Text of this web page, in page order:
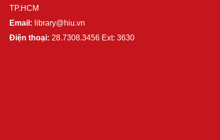
TP.HCM
Email: library@hiu.vn
Điện thoại: 28.7308.3456 Ext: 3630